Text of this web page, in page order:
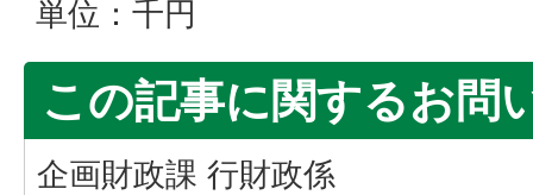
単位：千円
この記事に関するお問
企画財政課 行財政係